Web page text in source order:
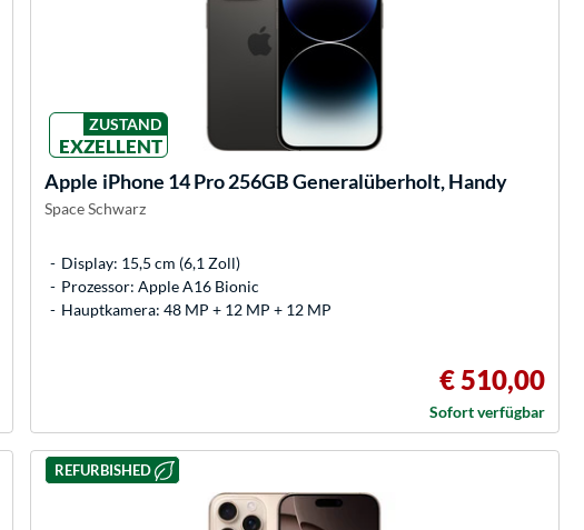
ZUSTAND
EXZELLENT
Apple iPhone 14 Pro 256GB Generalüberholt, Handy
Space Schwarz
Display: 15,5 cm (6,1 Zoll)
Prozessor: Apple A16 Bionic
Hauptkamera: 48 MP + 12 MP + 12 MP
€ 510,00
Sofort verfügbar
REFURBISHED